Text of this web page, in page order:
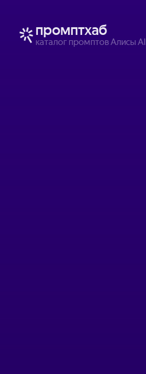
промптхаб
каталог промптов Алисы AI